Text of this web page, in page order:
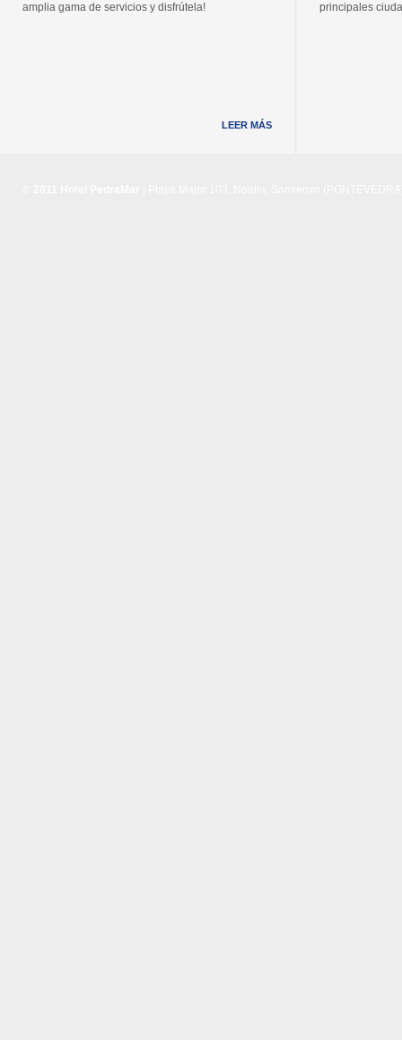
amplia gama de servicios y disfrútela!
LEER MÁS
principales